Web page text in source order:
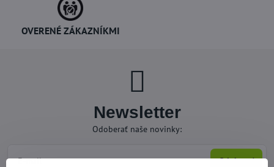
OVERENÉ ZÁKAZNÍKMI
Newsletter
Odoberať naše novinky:
Odoberať